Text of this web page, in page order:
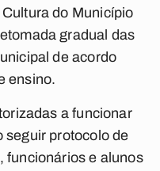
do Município
gradual das
de acordo
ensino.
a funcionar
seguir protocolo de
funcionários e alunos